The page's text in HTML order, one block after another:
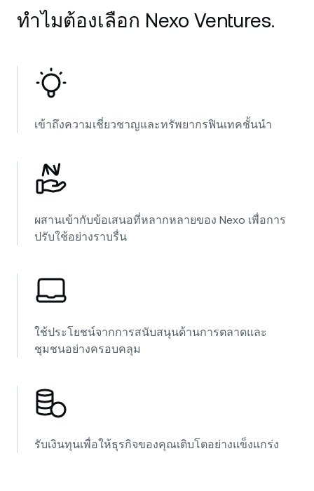
ฟิวเจอร์ส
ลูกค้าไพรเวต
โปรแกรม Loyalty
Tether USDT
Polkadot
Solana
EURC EURC
ศูนย์ช่วยเหลือ
ทำไมต้องเลือก Nexo Ventures.
เข้าถึงความเชี่ยวชาญและทรัพยากรฟินเทคชั้นนำ
ผสานเข้ากับข้อเสนอที่หลากหลายของ Nexo เพื่อการ
ปรับใช้อย่างราบรื่น
ใช้ประโยชน์จากการสนับสนุนด้านการตลาดและ
ชุมชนอย่างครอบคลุม
รับเงินทุนเพื่อให้ธุรกิจของคุณเติบโตอย่างแข็งแกร่ง